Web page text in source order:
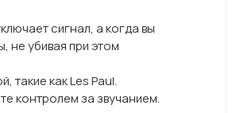
сигнал, а когда вы
не убивая при этом
такие как Les Paul.
контролем за звучанием.